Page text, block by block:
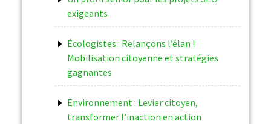
exigeants
Écologistes : Relançons l’élan !
Mobilisation citoyenne et stratégies
gagnantes
Environnement : Levier citoyen,
transformer l’inaction en action